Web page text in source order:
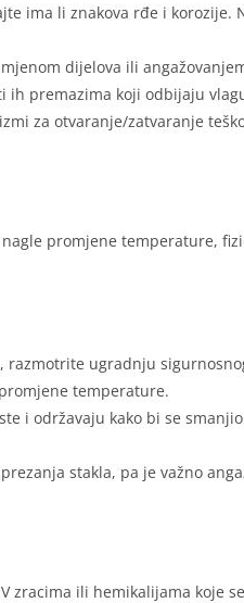
ima li znakova rđe i korozije.
dijelova ili
ih premazima koji odbijaju
za otvaranje/zatvaranje
promjene temperature,
razmotrite ugradnju
temperature.
i održavaju kako bi se
stakla, pa je važno
zracima ili hemikalijama koje